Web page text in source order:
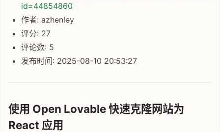
id=44854860
作者: azhenley
评分: 27
评论数: 5
发布时间: 2025-08-10 20:53:27
使用 Open Lovable 快速克隆网站为
React 应用